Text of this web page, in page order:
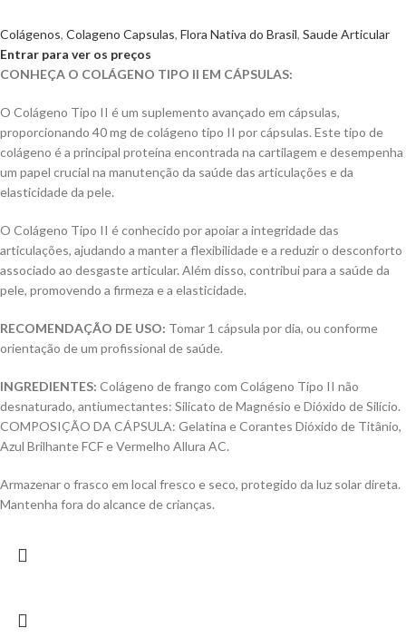
Colágenos, Colageno Capsulas, Flora Nativa do Brasil, Saude Articular
Entrar para ver os preços
CONHEÇA O COLÁGENO TIPO II EM CÁPSULAS:
O Colágeno Tipo II é um suplemento avançado em cápsulas,
proporcionando 40 mg de colágeno tipo II por cápsulas. Este tipo de
colágeno é a principal proteína encontrada na cartilagem e desempenha
um papel crucial na manutenção da saúde das articulações e da
elasticidade da pele.
O Colágeno Tipo II é conhecido por apoiar a integridade das
articulações, ajudando a manter a flexibilidade e a reduzir o desconforto
associado ao desgaste articular. Além disso, contribui para a saúde da
pele, promovendo a firmeza e a elasticidade.
RECOMENDAÇÃO DE USO: Tomar 1 cápsula por dia, ou conforme
orientação de um profissional de saúde.
INGREDIENTES: Colágeno de frango com Colágeno Tipo II não
desnaturado, antiumectantes: Silicato de Magnésio e Dióxido de Silício.
COMPOSIÇÃO DA CÁPSULA: Gelatina e Corantes Dióxido de Titânio,
Azul Brilhante FCF e Vermelho Allura AC.
Armazenar o frasco em local fresco e seco, protegido da luz solar direta.
Mantenha fora do alcance de crianças.